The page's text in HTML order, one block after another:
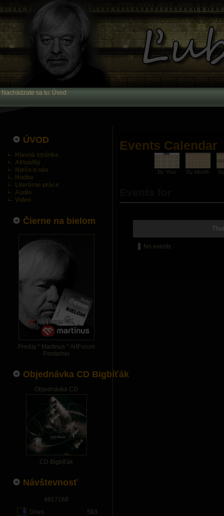
Nachádzate sa tu: Úvod
ÚVOD
Hlavná stránka
Aktuality
Niečo o nás
Hudba
Literárne práce
Audio
Video
Čierne na bielom
Predaj * Martinus * ArtForum
Pantarhei
Objednávka CD Bigbíťák
Objednávka CD
CD Bigbíťák
Návštevnosť
4917168
Dnes
593
Events Calendar
By Year By Month
No events